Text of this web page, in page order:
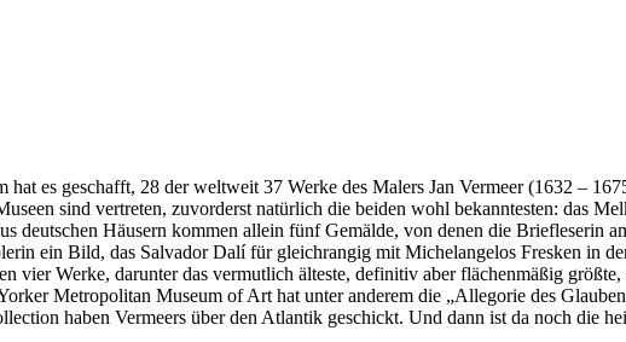
es geschafft, 28 der weltweit 37 Werke des Malers Jan Vermeer (1632 –
sind vertreten, zuvorderst natürlich die beiden wohl bekanntesten: das
deutschen Häusern kommen allein fünf Gemälde, von denen die Briefleserin
ein Bild, das Salvador Dalí für gleichrangig mit Michelangelos Fresken in
Werke, darunter das vermutlich älteste, definitiv aber flächenmäßig größte,
Metropolitan Museum of Art hat unter anderem die „Allegorie des
haben Vermeers über den Atlantik geschickt. Und dann ist da noch die